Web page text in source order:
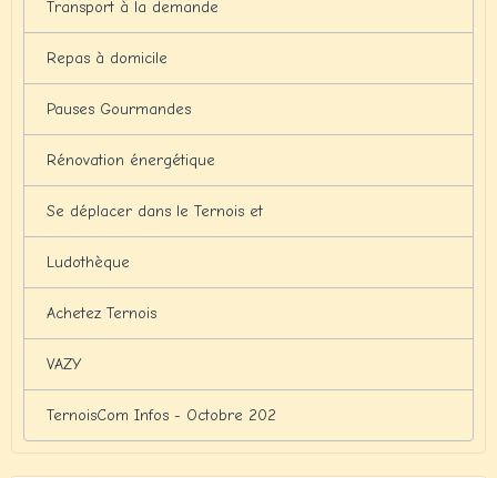
Transport à la demande
Repas à domicile
Pauses Gourmandes
Rénovation énergétique
Se déplacer dans le Ternois et
Ludothèque
Achetez Ternois
VAZY
TernoisCom Infos - Octobre 202